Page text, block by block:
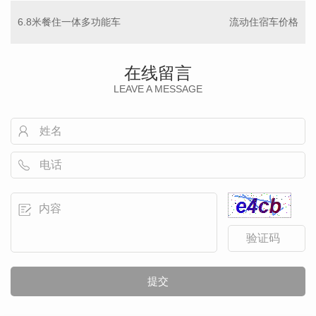
6.8米餐住一体多功能车 流动住宿车价格
在线留言
LEAVE A MESSAGE